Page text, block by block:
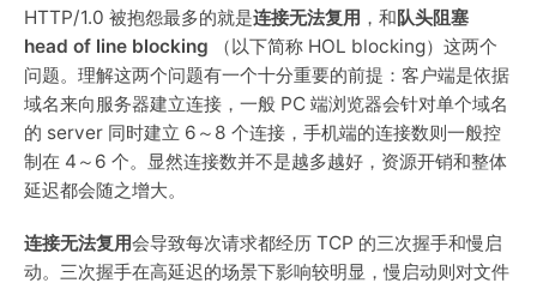
HTTP/1.0 被抱怨最多的就是连接无法复用 ，和队头阻塞
head of line blocking （以下简称 HOL blocking）这两个
问题。理解这两个问题有一个十分重要的前提：客户端是依据
域名来向服务器建立连接，一般 PC 端浏览器会针对单个域名
的 server 同时建立 6～8 个连接，手机端的连接数则一般控
制在 4～6 个。显然连接数并不是越多越好，资源开销和整体
延迟都会随之增大。
连接无法复用会导致每次请求都经历 TCP 的三次握手和慢启
动。三次握手在高延迟的场景下影响较明显，慢启动则对文件